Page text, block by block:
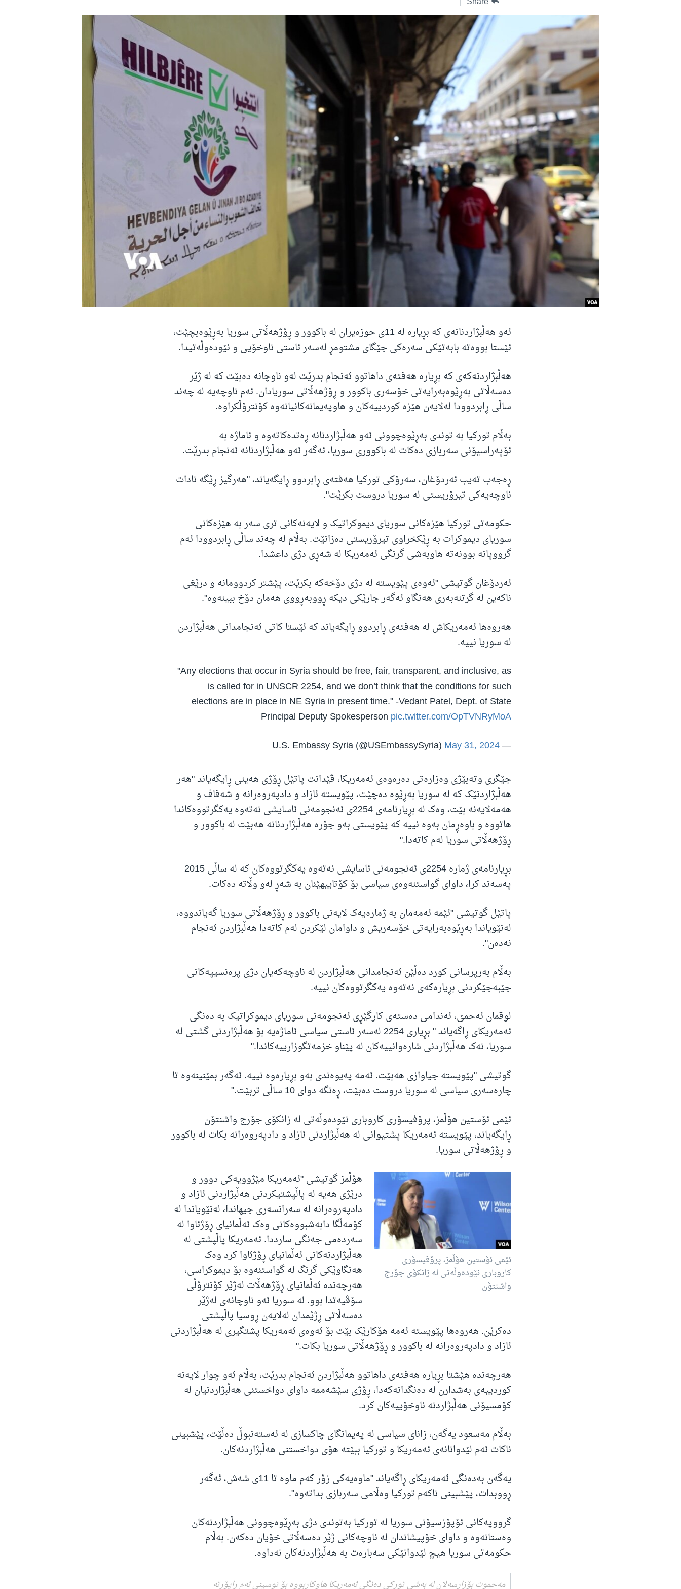
ئەو هەڵبژاردنانەی کە بڕیارە لە 11ی حوزەیران لە باکوور و ڕۆژهەڵاتی سوریا بەڕێوەبچێت،
ئێستا بووەتە بابەتێکی سەرەکی جێگای مشتومڕ لەسەر ئاستی ناوخۆیی و نێودەوڵەتیدا.
هەڵبژاردنەکەی کە بڕیارە هەفتەی داهاتوو ئەنجام بدرێت لەو ناوچانە دەبێت کە لە ژێر
دەسەڵاتی بەڕێوەبەرایەتی خۆسەری باکوور و ڕۆژهەڵاتی سوریادان. ئەم ناوچەیە لە چەند
ساڵی ڕابردوودا لەلایەن هێزە کوردییەکان و هاوپەیمانەکانیانەوە کۆنترۆڵکراوە.
بەڵام تورکیا بە توندی بەڕێوەچوونی ئەو هەڵبژاردنانە ڕەتدەکاتەوە و ئاماژە بە
ئۆپەراسیۆنی سەربازی دەکات لە باکووری سوریا، ئەگەر ئەو هەڵبژاردنانە ئەنجام بدرێت.
ڕەجەب تەیب ئەردۆغان، سەرۆکی تورکیا هەفتەی ڕابردوو ڕایگەیاند، "هەرگیز ڕێگە نادات
ناوچەیەکی تیرۆریستی لە سوریا دروست بکرێت".
حکومەتی تورکیا هێزەکانی سوریای دیموکراتیک و لایەنەکانی تری سەر بە هێزەکانی
سوریای دیموکرات بە ڕێکخراوی تیرۆریستی دەزانێت. بەڵام لە چەند ساڵی ڕابردوودا ئەم
گرووپانە بوونەتە هاوبەشی گرنگی ئەمەریکا لە شەڕی دژی داعشدا.
ئەردۆغان گوتیشی "ئەوەی پێویستە لە دژی دۆخەکە بکرێت، پێشتر کردوومانە و درێغی
ناکەین لە گرتنەبەری هەنگاو ئەگەر جارێکی دیکە ڕووبەڕووی هەمان دۆخ ببینەوە".
هەروەها ئەمەریکاش لە هەفتەی ڕابردوو ڕایگەیاند کە ئێستا کاتی ئەنجامدانی هەڵبژاردن
لە سوریا نییە.
"Any elections that occur in Syria should be free, fair, transparent, and inclusive, as
is called for in UNSCR 2254, and we don’t think that the conditions for such
elections are in place in NE Syria in present time." -Vedant Patel, Dept. of State
Principal Deputy Spokesperson pic.twitter.com/OpTVNRyMoA
— U.S. Embassy Syria (@USEmbassySyria)
May 31, 2024
جێگری وتەبێژی وەزارەتی دەرەوەی ئەمەریکا، ڤێدانت پاتێل ڕۆژی هەینی ڕایگەیاند "هەر
هەڵبژاردنێک کە لە سوریا بەڕێوە دەچێت، پێویستە ئازاد و دادپەروەرانە و شەفاف و
هەمەلایەنە بێت، وەک لە بڕیارنامەی 2254ی ئەنجومەنی ئاسایشی نەتەوە یەکگرتووەکاندا
هاتووە و باوەڕمان بەوە نییە کە پێویستی بەو جۆرە هەڵبژاردنانە هەبێت لە باکوور و
ڕۆژهەڵاتی سوریا لەم کاتەدا."
بڕیارنامەی ژمارە 2254ی ئەنجومەنی ئاسایشی نەتەوە یەکگرتووەکان کە لە ساڵی 2015
پەسەند کرا، داوای گواستنەوەی سیاسی بۆ کۆتاییهێنان بە شەڕ لەو وڵاتە دەکات.
پاتێل گوتیشی "ئێمە ئەمەمان بە ژمارەیەک لایەنی باکوور و ڕۆژهەڵاتی سوریا گەیاندووە،
لەنێویاندا بەڕێوەبەرایەتی خۆسەریش و داوامان لێکردن لەم کاتەدا هەڵبژاردن ئەنجام
نەدەن".
بەڵام بەرپرسانی کورد دەڵێن ئەنجامدانی هەڵبژاردن لە ناوچەکەیان دژی پرەنسیپەکانی
جێبەجێکردنی بڕیارەکەی نەتەوە یەکگرتووەکان نییە.
لوقمان ئەحمێ، ئەندامی دەستەی کارگێڕی ئەنجومەنی سوریای دیموکراتیک بە دەنگی
ئەمەریکای ڕاگەیاند " بڕیاری 2254 لەسەر ئاستی سیاسی ئاماژەیە بۆ هەڵبژاردنی گشتی لە
سوریا، نەک هەڵبژاردنی شارەوانییەکان لە پێناو خزمەتگوزارییەکاندا."
گوتیشی "پێویستە جیاوازی هەبێت. ئەمە پەیوەندی بەو بڕیارەوە نییە. ئەگەر بمێنینەوە تا
چارەسەری سیاسی لە سوریا دروست دەبێت، ڕەنگە دوای 10 ساڵی تربێت."
ئێمی ئۆستین هۆڵمز، پرۆفیسۆری کاروباری نێودەوڵەتی لە زانکۆی جۆرج واشنتۆن
ڕایگەیاند، پێویستە ئەمەریکا پشتیوانی لە هەڵبژاردنی ئازاد و دادپەروەرانە بکات لە باکوور
و ڕۆژهەڵاتی سوریا.
ئێمی ئۆستین هۆڵمز، پرۆفیسۆری
کاروباری نێودەوڵەتی لە زانکۆی جۆرج
واشنتۆن
هۆڵمز گوتیشی "ئەمەریکا مێژوویەکی دوور و
درێژی هەیە لە پاڵپشتیکردنی هەڵبژاردنی ئازاد و
دادپەروەرانە لە سەرانسەری جیهاندا، لەنێویاندا لە
کۆمەڵگا دابەشبووەکانی وەک ئەڵمانیای ڕۆژئاوا لە
سەردەمی جەنگی سارددا. ئەمەریکا پاڵپشتی لە
هەڵبژاردنەکانی ئەڵمانیای ڕۆژئاوا کرد وەک
هەنگاوێکی گرنگ لە گواستنەوە بۆ دیموکراسی،
هەرچەندە ئەڵمانیای ڕۆژهەڵات لەژێر کۆنترۆڵی
سۆڤیەتدا بوو. لە سوریا ئەو ناوچانەی لەژێر
دەسەڵاتی ڕژێمدان لەلایەن ڕوسیا پاڵپشتی
دەکرێن. هەروەها پێویستە ئەمە هۆکارێک بێت بۆ ئەوەی ئەمەریکا پشتگیری لە هەڵبژاردنی
ئازاد و دادپەروەرانە لە باکوور و ڕۆژهەڵاتی سوریا بکات."
هەرچەندە هێشتا بڕیارە هەفتەی داهاتوو هەڵبژاردن ئەنجام بدرێت، بەڵام ئەو چوار لایەنە
کوردییەی بەشدارن لە دەنگدانەکەدا، ڕۆژی سێشەممە داوای دواخستنی هەڵبژاردنیان لە
کۆمسیۆنی هەڵبژاردنە ناوخۆییەکان کرد.
بەڵام مەسعود یەگەن، زانای سیاسی لە پەیمانگای چاکسازی لە ئەستەنبوڵ دەڵێت، پێشبینی
ناکات ئەم لێدوانانەی ئەمەریکا و تورکیا ببێتە هۆی دواخستنی هەڵبژاردنەکان.
یەگەن بەدەنگی ئەمەریکای ڕاگەیاند "ماوەیەکی زۆر کەم ماوە تا 11ی شەش، ئەگەر
ڕووبدات، پێشبینی ناکەم تورکیا وەڵامی سەربازی بداتەوە".
گرووپەکانی ئۆپۆزسیۆنی سوریا لە تورکیا بەتوندی دژی بەڕێوەچوونی هەڵبژاردنەکان
وەستانەوە و داوای خۆپیشاندان لە ناوچەکانی ژێر دەسەڵاتی خۆیان دەکەن. بەڵام
حکومەتی سوریا هیچ لێدوانێکی سەبارەت بە هەڵبژاردنەکان نەداوە.
مەحموت بۆزارسەلان لە بەشی تورکی دەنگی ئەمەریکا هاوکاربووە بۆ نوسینی ئەم ڕاپۆرتە